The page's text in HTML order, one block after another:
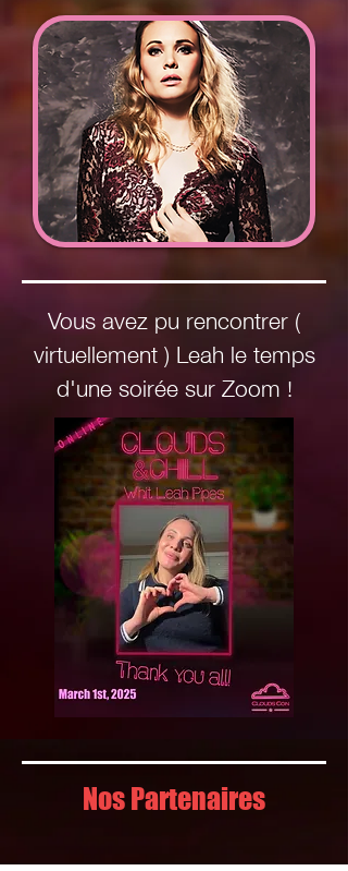
Vous avez pu rencontrer (
virtuellement ) Leah le temps
d'une soirée sur Zoom !
Nos Partenaires